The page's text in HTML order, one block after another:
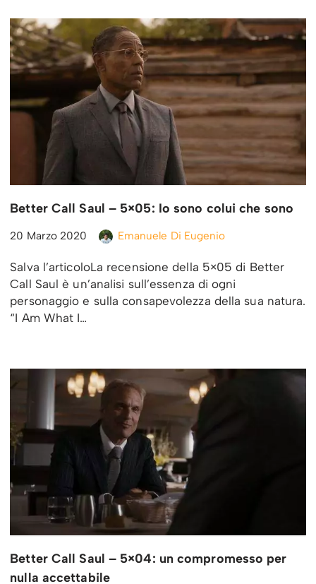
Better Call Saul – 5×05: Io sono colui che sono
20 Marzo 2020 Emanuele Di Eugenio
Salva l’articoloLa recensione della 5×05 di Better
Call Saul è un’analisi sull’essenza di ogni
personaggio e sulla consapevolezza della sua natura.
“I Am What I…
Better Call Saul – 5×04: un compromesso per
nulla accettabile